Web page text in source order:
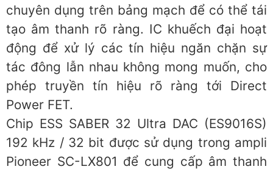
chuyên dụng trên bảng mạch để có thể tái
tạo âm thanh rõ ràng. IC khuếch đại hoạt
động để xử lý các tín hiệu ngăn chặn sự
tác đông lẫn nhau không mong muốn, cho
phép truyền tín hiệu rõ ràng tới Direct
Power FET.
Chip ESS SABER 32 Ultra DAC (ES9016S)
192 kHz / 32 bit được sử dụng trong ampli
Pioneer SC-LX801 để cung cấp âm thanh